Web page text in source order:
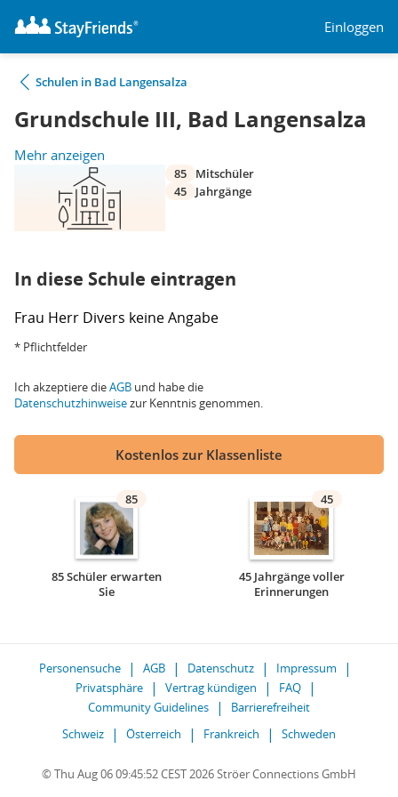
Einloggen
Schulen in Bad Langensalza
Grundschule III, Bad Langensalza
Mehr anzeigen
85
Mitschüler
45
Jahrgänge
In diese Schule eintragen
Frau Herr Divers keine Angabe
* Pflichtfelder
Ich akzeptiere dieAGB und habe die
Datenschutzhinweisezur Kenntnis genommen.
Kostenlos zur Klassenliste
85
85 Schüler erwarten
Sie
45
45 Jahrgänge voller
Erinnerungen
Personensuche AGB Datenschutz
Impressum
Privatsphäre
Vertrag kündigen
FAQ
Community Guidelines
Barrierefreiheit
Schweiz
Österreich Frankreich Schweden
© Thu Aug 06 09:45:52 CEST 2026 Ströer Connections GmbH